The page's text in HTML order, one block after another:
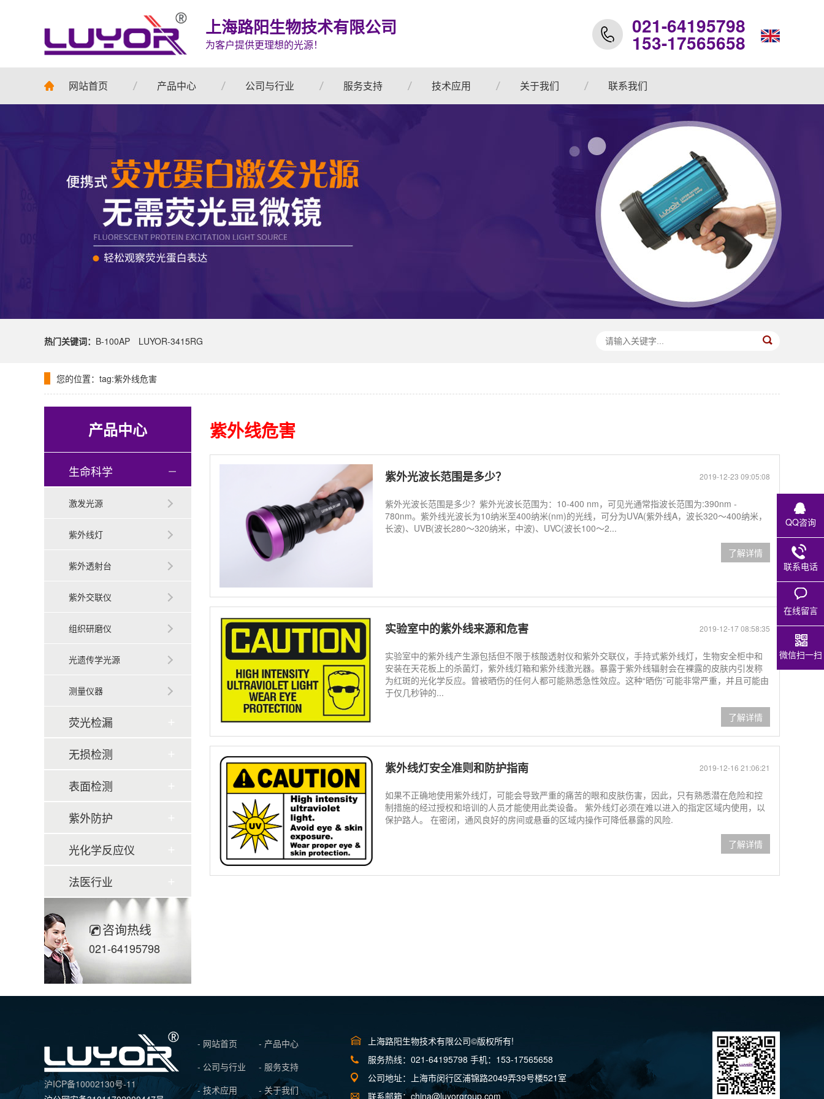
上海路阳生物技术有限公司
为客户提供更理想的光源！
021-64195798
153-17565658
网站首页 产品中心 公司与行业 服务支持 技术应用 关于我们 联系我们
热门关键词： B-100AP LUYOR-3415RG
您的位置： tag:紫外线危害
产品中心
生命科学
激发光源
紫外线灯
紫外透射台
紫外交联仪
组织研磨仪
光遗传学光源
测量仪器
荧光检漏
无损检测
表面检测
紫外防护
光化学反应仪
法医行业
咨询热线
021-64195798
紫外线危害
2019-12-23 09:05:08
紫外光波长范围是多少？
紫外光波长范围是多少？紫外光波长范围为：10-400 nm，可见光通常指波长范围为:390nm -
780nm。紫外线光波长为10纳米至400纳米(nm)的光线，可分为UVA(紫外线A，波长320～400纳米，
长波)、UVB(波长280～320纳米，中波)、UVC(波长100～2...
了解详情
2019-12-17 08:58:35
实验室中的紫外线来源和危害
实验室中的紫外线产生源包括但不限于核酸透射仪和紫外交联仪，手持式紫外线灯，生物安全柜中和
安装在天花板上的杀菌灯，紫外线灯箱和紫外线激光器。暴露于紫外线辐射会在裸露的皮肤内引发称
为红斑的光化学反应。曾被晒伤的任何人都可能熟悉急性效应。这种“晒伤”可能非常严重，并且可能由
于仅几秒钟的...
了解详情
2019-12-16 21:06:21
紫外线灯安全准则和防护指南
如果不正确地使用紫外线灯，可能会导致严重的痛苦的眼和皮肤伤害，因此，只有熟悉潜在危险和控
制措施的经过授权和培训的人员才能使用此类设备。 紫外线灯必须在难以进入的指定区域内使用，以
保护路人。 在密闭，通风良好的房间或悬垂的区域内操作可降低暴露的风险.
了解详情
沪ICP备10002130号-11
- 网站首页
- 产品中心
- 公司与行业
- 服务支持
- 技术应用
- 关于我们
上海路阳生物技术有限公司©版权所有!
服务热线：021-64195798 手机：153-17565658
公司地址：上海市闵行区浦锦路2049弄39号楼521室
联系邮箱：china@luyorgroup.com
QQ咨询
联系电话
在线留言
微信扫一扫